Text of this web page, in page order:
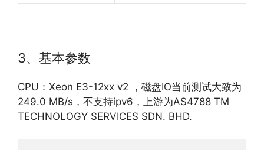
3、基本参数
CPU：Xeon E3-12xx v2 ，磁盘IO当前测试大致为
249.0 MB/s，不支持ipv6，上游为AS4788 TM
TECHNOLOGY SERVICES SDN. BHD.